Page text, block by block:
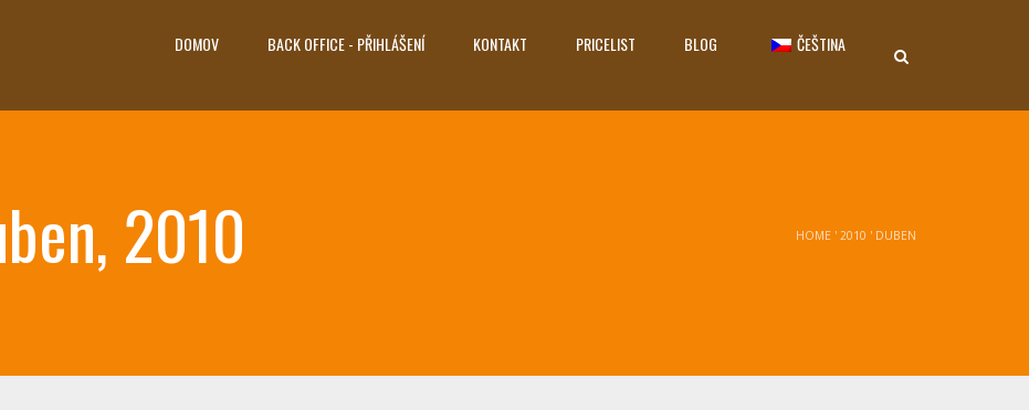
DOMOV BACK OFFICE - PŘIHLÁŠENÍ KONTAKT PRICELIST BLOG ČEŠTINA
2010 HOME ' 2010 ' DUBEN